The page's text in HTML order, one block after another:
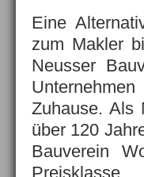
Eine
zum Makler
Neusser
Zuhause. Als
über 120
Bauverein
Preisklasse.